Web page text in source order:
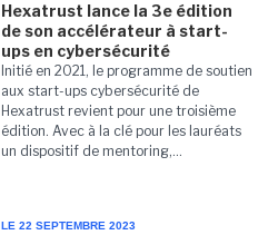
Hexatrust lance la 3e édition
de son accélérateur à start-
ups en cybersécurité
Initié en 2021, le programme de soutien
aux start-ups cybersécurité de
Hexatrust revient pour une troisième
édition. Avec à la clé pour les lauréats
un dispositif de mentoring,...
LE 22 SEPTEMBRE 2023